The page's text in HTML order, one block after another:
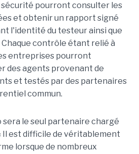
sécurité pourront consulter les
et obtenir un rapport signé
l'identité du testeur ainsi que
Chaque contrôle étant relié à
entreprises pourront
des agents provenant de
et testés par des partenaires
commun.
sera le seul partenaire chargé
Il est difficile de véritablement
lorsque de nombreux